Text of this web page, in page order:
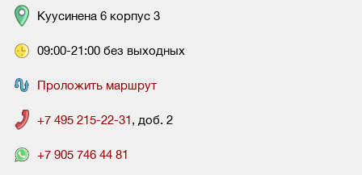
Куусинена 6 корпус 3
09:00-21:00 без выходных
Проложить маршрут
+7 495 215-22-31, доб. 2
+7 905 746 44 81